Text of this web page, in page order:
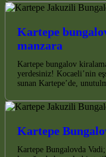
Kartepe
manzara
Kartepe bungalov
yerdesiniz! Kocaeli’nin
sunan Kartepe’de,
Kartepe
Kartepe Bungalovda